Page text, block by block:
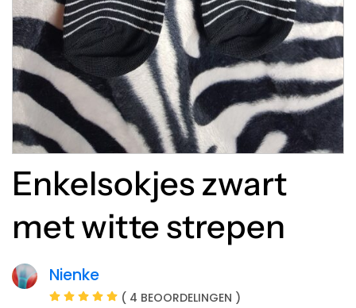
Enkelsokjes zwart
met witte strepen
Nienke
( 4 BEOORDELINGEN )